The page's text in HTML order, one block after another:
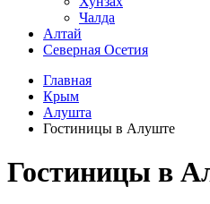
Чалда
Алтай
Северная Осетия
Главная
Крым
Алушта
Гостиницы в Алуште
Гостиницы в